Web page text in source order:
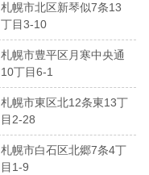
札幌市北区新琴似7条13
丁目3-10
札幌市豊平区月寒中央通
10丁目6-1
札幌市東区北12条東13丁
目2-28
札幌市白石区北郷7条4丁
目1-9